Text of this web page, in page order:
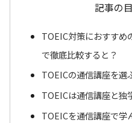
記事の
TOEIC対策におすすめ
で徹底比較すると？
TOEICの通信講座を選
TOEICは通信講座と独
TOEICを通信講座で学